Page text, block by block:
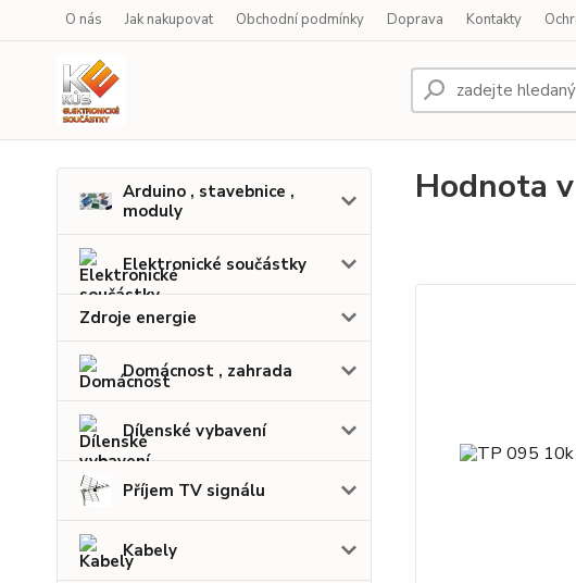
O nás Jak nakupovat Obchodní podmínky Doprava Kontakty
Arduino , stavebnice ,
moduly
Elektronické součástky
Zdroje energie
Domácnost , zahrada
Dílenské vybavení
Příjem TV signálu
Kabely
Hodnota